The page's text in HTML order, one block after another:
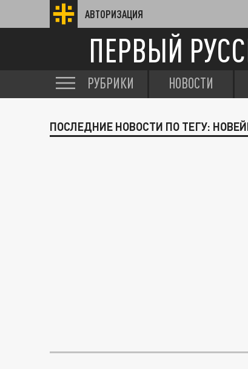
АВТОРИЗАЦИЯ
ПЕРВЫЙ
РУБРИКИ НОВОСТИ
ПОСЛЕДНИЕ НОВОСТИ ПО ТЕГУ: